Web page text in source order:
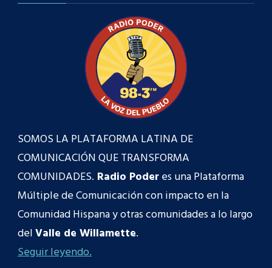
SOMOS LA PLATAFORMA LATINA DE
COMUNICACIÓN QUE TRANSFORMA
COMUNIDADES. Radio Poderes una Plataforma
Múltiple de Comunicación con impacto en la
Comunidad Hispana y otras comunidades a lo largo
delValle de Willamette.
Seguir leyendo.